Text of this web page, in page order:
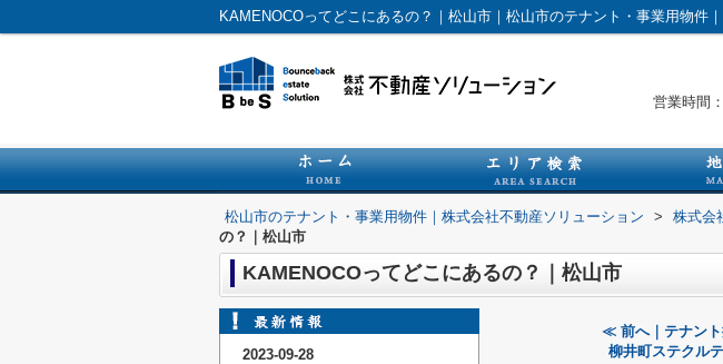
KAMENOCOってどこにあるの？｜松山市｜松山市のテナント・事業用物件
営業時間
松山市のテナント・事業用物件｜株式会社不動産ソリューション > 株式会
の？｜松山市
KAMENOCOってどこにあるの？｜松山市
≪ 前へ｜テナント
柳井町ステクル
2023-09-28